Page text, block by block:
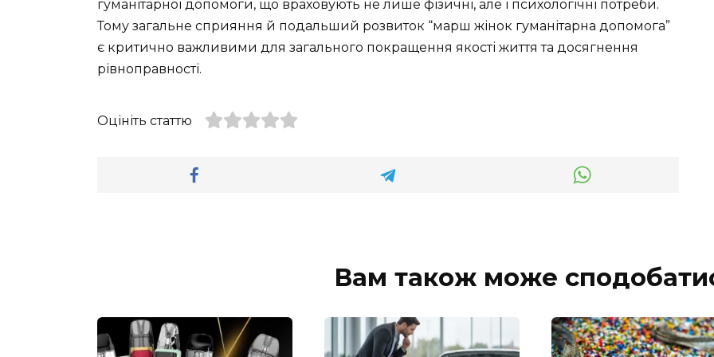
гуманітарної допомоги, що враховують не лише фізичні, але і психологічні потреби.
Тому загальне сприяння й подальший розвиток “марш жінок гуманітарна допомога”
є критично важливими для загального покращення якості життя та досягнення
рівноправності.
Оцініть статтю
Вам також може